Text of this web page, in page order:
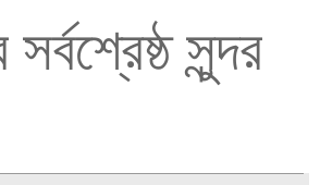
সুন্দর